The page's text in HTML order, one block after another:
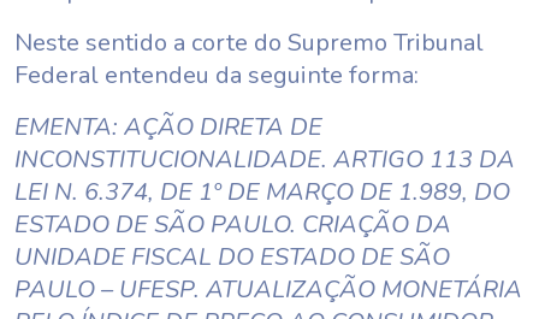
Neste sentido a corte do Supremo Tribunal
Federal entendeu da seguinte forma:
EMENTA: AÇÃO DIRETA DE
INCONSTITUCIONALIDADE. ARTIGO 113 DA
LEI N. 6.374, DE 1º DE MARÇO DE 1.989, DO
ESTADO DE SÃO PAULO. CRIAÇÃO DA
UNIDADE FISCAL DO ESTADO DE SÃO
PAULO – UFESP. ATUALIZAÇÃO MONETÁRIA